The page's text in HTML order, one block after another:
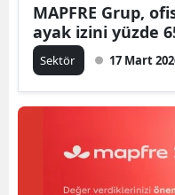
MAPFRE Grup,
ayak izini yüzde
Sektör 17 Mart